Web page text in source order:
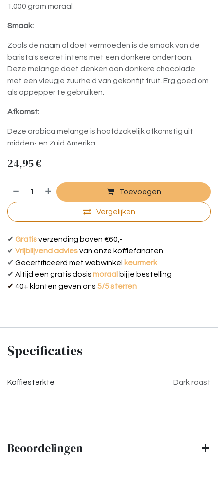
1.000 gram moraal.
Smaak:
Zoals de naam al doet vermoeden is de smaak van de
barista's secret intens met een donkere ondertoon.
Deze melange doet denken aan donkere chocolade
met een vleugje zuurheid van gekonfijt fruit. Erg goed om
als oppepper te gebruiken.
Afkomst:
Deze arabica melange is hoofdzakelijk afkomstig uit
midden- en Zuid Amerika.
24,95€
Toevoegen
Vergelijken
✔ Gratisverzending boven €60,-
✔ Vrijblijvend adviesvan onze koffiefanaten
✔ Gecertificeerd met webwinkel keurmerk
✔ Al tijd een gratis dosis moraal bij je bestelling
✔ 40+ klanten geven ons 5/5 sterren
Specificaties
Koffiesterkte Dark roast
Beoordelingen